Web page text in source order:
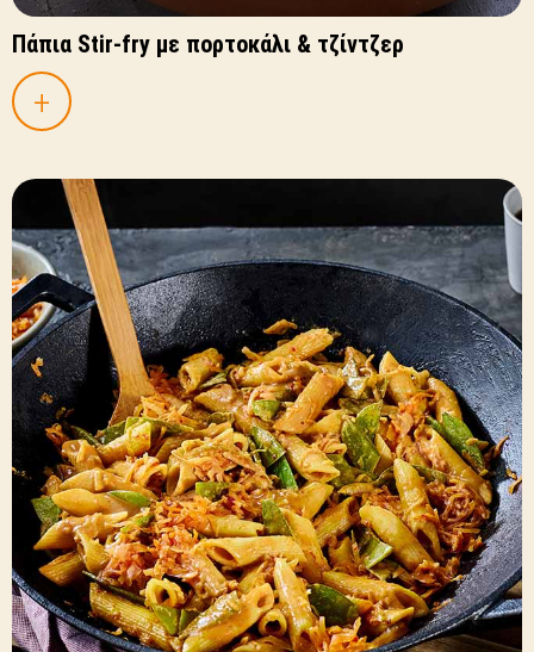
Πάπια Stir-fry με πορτοκάλι & τζίντζερ
+